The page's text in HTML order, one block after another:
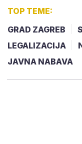
TOP TEME:
GRAD ZAGREB
LEGALIZACIJA
JAVNA NABAVA